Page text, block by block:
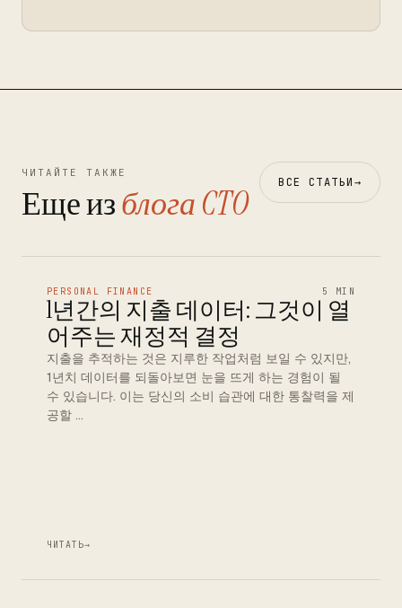
ЧИТАЙТЕ ТАКЖЕ
Еще изблога CTO ВСЕ СТАТЬИ→
PERSONAL FINANCE 5 MIN
1년간의 지출 데이터: 그것이 열
어주는 재정적 결정
지출을 추적하는 것은 지루한 작업처럼 보일 수 있지만,
1년치 데이터를 되돌아보면 눈을 뜨게 하는 경험이 될
수 있습니다. 이는 당신의 소비 습관에 대한 통찰력을 제
공할 …
ЧИТАТЬ→